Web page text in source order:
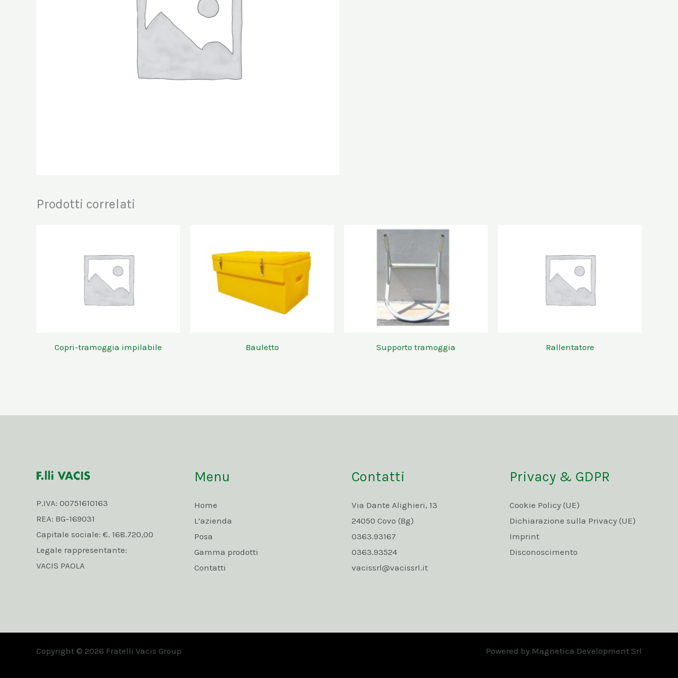
Prodotti correlati
Copri-tramoggia impilabile Bauletto Supporto tramoggia Rallentatore
P.IVA: 00751610163
REA: BG-169031
Capitale sociale: €. 168.720,00
Legale rappresentante:
VACIS PAOLA
Menu
Home
L’azienda
Posa
Gamma prodotti
Contatti
Contatti
Via Dante Alighieri, 13
24050 Covo (Bg)
0363.93167
0363.93524
vacissrl@vacissrl.it
Privacy & GDPR
Cookie Policy (UE)
Dichiarazione sulla Privacy (UE)
Imprint
Disconoscimento
Copyright © 2026 Fratelli Vacis Group Powered by Magnetica Development Srl